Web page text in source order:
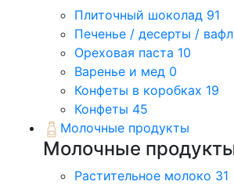
Плиточный шоколад 91
Печенье / десерты /
Ореховая паста 10
Варенье и мед 0
Конфеты в коробках 19
Конфеты 45
Молочные продукты
Молочные
Растительное молоко 31